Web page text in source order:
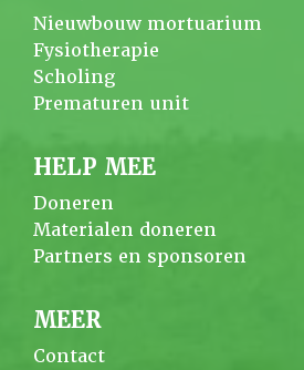
Nieuwbouw mortuarium
Fysiotherapie
Scholing
Prematuren unit
HELP MEE
Doneren
Materialen doneren
Partners en sponsoren
MEER
Contact